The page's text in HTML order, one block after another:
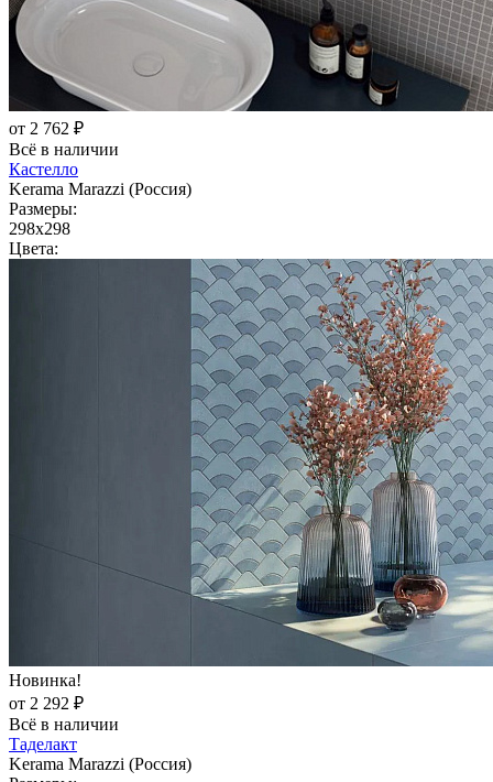
от 2 762 ₽
Всё в наличии
Кастелло
Kerama Marazzi (Россия)
Размеры:
298x298
Цвета:
Новинка!
от 2 292 ₽
Всё в наличии
Таделакт
Kerama Marazzi (Россия)